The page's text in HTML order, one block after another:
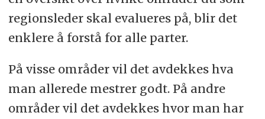
regionsleder skal evalueres på, blir det
enklere å forstå for alle parter.
På visse områder vil det avdekkes hva
man allerede mestrer godt. På andre
områder vil det avdekkes hvor man har